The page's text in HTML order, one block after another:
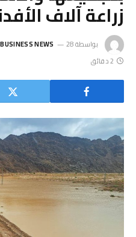
زراعة آلاف
بواسطة BUSINESS NEWS 28 مارس، 2026
2 دقائق